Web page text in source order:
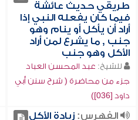
طريقي حديث عائشة
فيما كان يفعله النبي إذا
أراد أن يأكل أو ينام وهو
جنب , ما يشرع لمن أراد
الأكل وهو جنب
للشيخ: عبد المحسن العباد
جزء من محاضرة ( شرح سنن أبي
داود [036])
الفهرس:زيادة الأكل